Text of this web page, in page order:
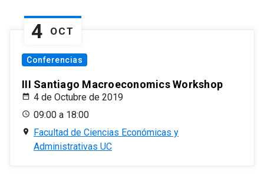
4 OCT
Conferencias
III Santiago Macroeconomics Workshop
4 de Octubre de 2019
09:00 a 18:00
Facultad de Ciencias Económicas y
Administrativas UC